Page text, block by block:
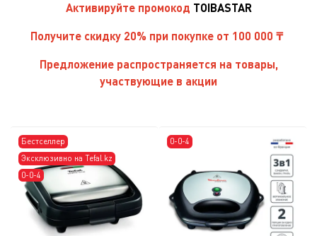
Активируйте промокод TOIBASTAR
Получите скидку 20% при покупке от 100 000 ₸
Предложение распространяется на товары,
участвующие в акции
Бестселлер
Эксклюзивно на Tefal.kz
0-0-4
0-0-4